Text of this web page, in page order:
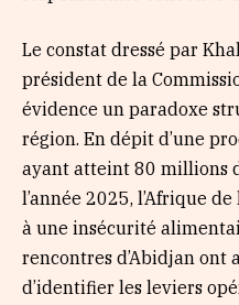
Le constat dressé par
président de la
évidence un paradoxe
région. En dépit d’une
ayant atteint 80 millions
l’année 2025, l’Afrique
à une insécurité
rencontres d’Abidjan ont
d’identifier les leviers